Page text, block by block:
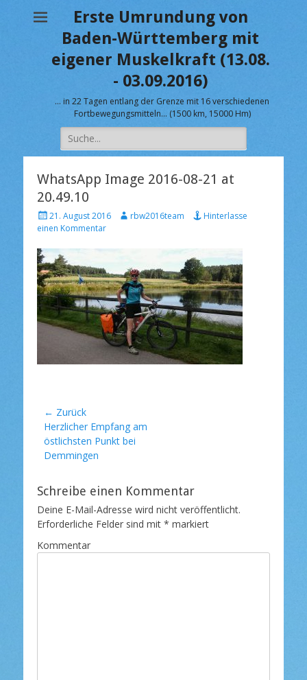
Erste Umrundung von
Baden-Württemberg mit
eigener Muskelkraft (13.08.
- 03.09.2016)
… in 22 Tagen entlang der Grenze mit 16 verschiedenen
Fortbewegungsmitteln… (1500 km, 15000 Hm)
Suche
nach:
WhatsApp Image 2016-08-21 at
20.49.10
V
e
ö
f
f
e
n
t
l
h
21. August 2016
A
o
rbw2016team
Hinterlasse
einen Kommentar
Beitragsnavigation
← Zurück
Vorheriger
Beitrag:
Herzlicher Empfang am
östlichsten Punkt bei
Demmingen
Schreibe einen Kommentar
Deine E-Mail-Adresse wird nicht veröffentlicht.
Erforderliche Felder sind mit * markiert
Kommentar